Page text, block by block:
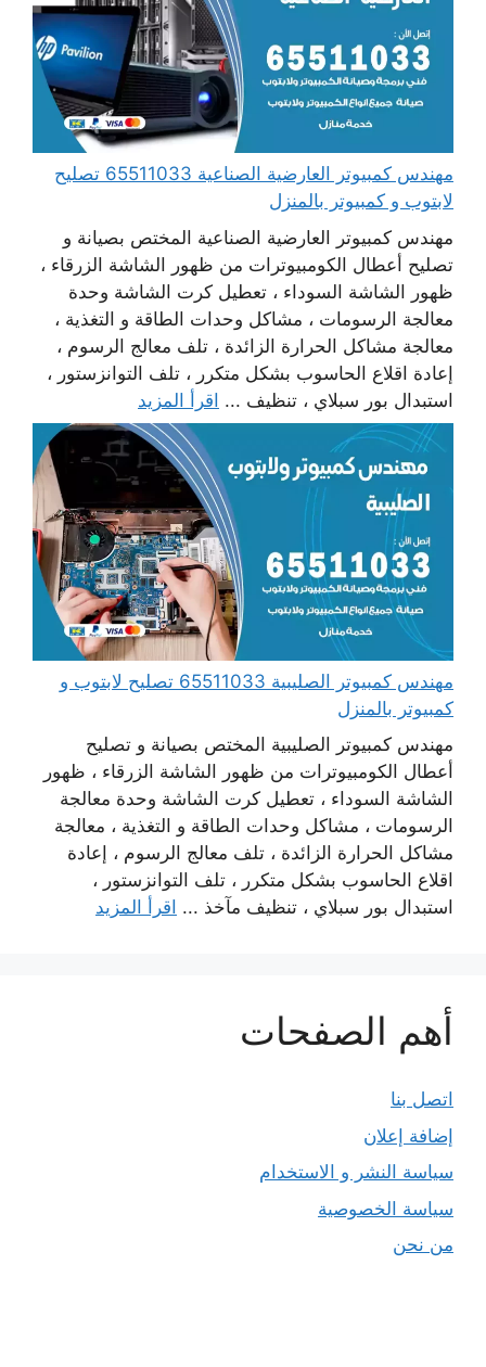
مهندس كمبيوتر العارضية الصناعية 65511033 تصليح
لابتوب و كمبيوتر بالمنزل
مهندس كمبيوتر العارضية الصناعية المختص بصيانة و
تصليح أعطال الكومبيوترات من ظهور الشاشة الزرقاء ،
ظهور الشاشة السوداء ، تعطيل كرت الشاشة وحدة
معالجة الرسومات ، مشاكل وحدات الطاقة و التغذية ،
معالجة مشاكل الحرارة الزائدة ، تلف معالج الرسوم ،
إعادة اقلاع الحاسوب بشكل متكرر ، تلف التوانزستور ،
استبدال بور سبلاي ، تنظيف ... اقرأ المزيد
مهندس كمبيوتر الصليبية 65511033 تصليح لابتوب و
كمبيوتر بالمنزل
مهندس كمبيوتر الصليبية المختص بصيانة و تصليح
أعطال الكومبيوترات من ظهور الشاشة الزرقاء ، ظهور
الشاشة السوداء ، تعطيل كرت الشاشة وحدة معالجة
الرسومات ، مشاكل وحدات الطاقة و التغذية ، معالجة
مشاكل الحرارة الزائدة ، تلف معالج الرسوم ، إعادة
اقلاع الحاسوب بشكل متكرر ، تلف التوانزستور ،
استبدال بور سبلاي ، تنظيف مآخذ ... اقرأ المزيد
أهم الصفحات
اتصل بنا
إضافة إعلان
سياسة النشر و الاستخدام
سياسة الخصوصية
من نحن